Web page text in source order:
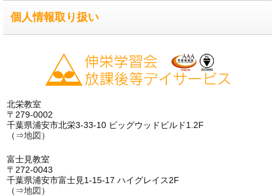
個人情報取り扱い
北栄教室
〒279-0002
千葉県浦安市北栄3-33-10 ビッグウッドビルド1.2F
（⇒地図 ）
富士見教室
〒272-0043
千葉県浦安市富士見1-15-17 ハイグレイス2F
（⇒地図 ）